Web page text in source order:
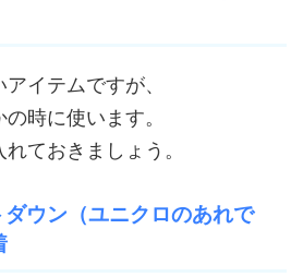
イテムですが、
時に使います。
ておきましょう。
ウン（ユニクロのあれで